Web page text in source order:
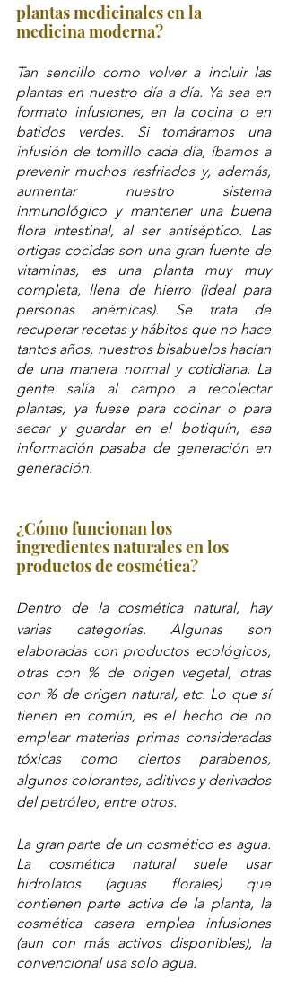
plantas medicinales en la
medicina moderna?
Tan sencillo como volver a incluir las
plantas en nuestro día a día. Ya sea en
formato infusiones, en la cocina o en
batidos verdes. Si tomáramos una
infusión de tomillo cada día, íbamos a
prevenir muchos resfriados y, además,
aumentar nuestro sistema
inmunológico y mantener una buena
flora intestinal, al ser antiséptico. Las
ortigas cocidas son una gran fuente de
vitaminas, es una planta muy muy
completa, llena de hierro (ideal para
personas anémicas). Se trata de
recuperar recetas y hábitos que no hace
tantos años, nuestros bisabuelos hacían
de una manera normal y cotidiana. La
gente salía al campo a recolectar
plantas, ya fuese para cocinar o para
secar y guardar en el botiquín, esa
información pasaba de generación en
generación.
¿Cómo funcionan los
ingredientes naturales en los
productos de cosmética?
Dentro de la cosmética natural, hay
varias categorías. Algunas son
elaboradas con productos ecológicos,
otras con % de origen vegetal, otras
con % de origen natural, etc. Lo que sí
tienen en común, es el hecho de no
emplear materias primas consideradas
tóxicas como ciertos parabenos,
algunos colorantes, aditivos y derivados
del petróleo, entre otros.
La gran parte de un cosmético es agua.
La cosmética natural suele usar
hidrolatos (aguas florales) que
contienen parte activa de la planta, la
cosmética casera emplea infusiones
(aun con más activos disponibles), la
convencional usa solo agua.